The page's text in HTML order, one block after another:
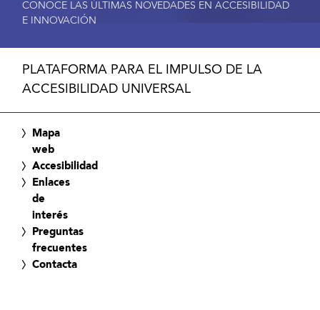
CONOCE LAS ÚLTIMAS NOVEDADES EN ACCESIBILIDAD
E INNOVACIÓN
PLATAFORMA PARA EL IMPULSO DE LA
ACCESIBILIDAD UNIVERSAL
Mapa
web
Accesibilidad
Enlaces
de
interés
Preguntas
frecuentes
Contacta